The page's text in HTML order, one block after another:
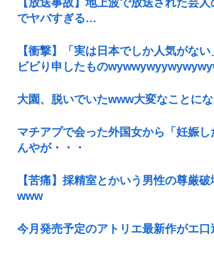
でヤバすぎる…
【衝撃】「実は日本でしか人気がな
ビビり申したもの
大園、脱いでいたwww大変なことに
マチアプで会った外国女から「妊娠
んやが・・・
【苦痛】採精室とかいう男性の尊厳
www
今月発売予定のアトリエ最新作がエ口